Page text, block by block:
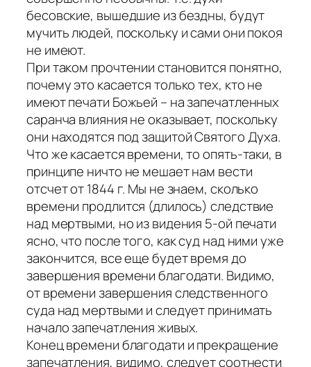
бесовские, вышедшие из бездны, будут
мучить людей, поскольку и сами они покоя
не имеют.
При таком прочтении становится понятно,
почему это касается только тех, кто не
имеют печати Божьей – на запечатленных
саранча влияния не оказывает, поскольку
они находятся под защитой Святого Духа.
Что же касается времени, то опять-таки, в
принципе ничто не мешает нам вести
отсчет от 1844 г. Мы не знаем, сколько
времени продлится (длилось) следствие
над мертвыми, но из видения 5-ой печати
ясно, что после того, как суд над ними уже
закончится, все еще будет время до
завершения времени благодати. Видимо,
от времени завершения следственного
суда над мертвыми и следует принимать
начало запечатления живых.
Конец времени благодати и прекращение
запечатления, видимо, следует соотнести